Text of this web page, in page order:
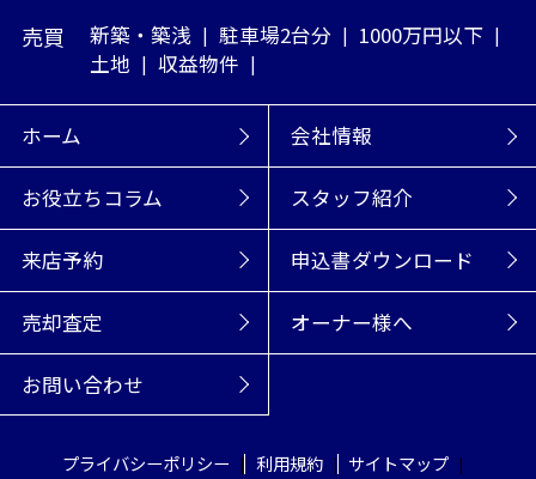
売買 新築・築浅 駐車場2台分
1000万円以下
土地
収益物件
ホーム 会社情報
お役立ちコラム スタッフ紹介
来店予約 申込書ダウンロード
売却査定 オーナー様へ
お問い合わせ
プライバシーポリシー 利用規約 サイトマップ